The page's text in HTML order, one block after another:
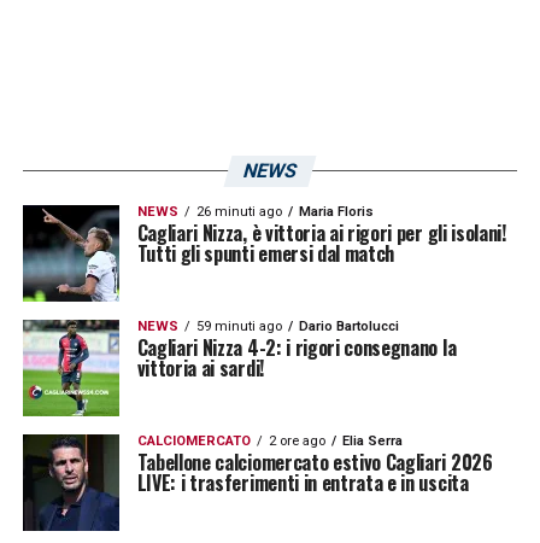
NEWS
NEWS 26 minuti ago Maria Floris
Cagliari Nizza, è vittoria ai rigori per gli isolani!
Tutti gli spunti emersi dal match
NEWS 59 minuti ago Dario Bartolucci
Cagliari Nizza 4-2: i rigori consegnano la
vittoria ai sardi!
CALCIOMERCATO 2 ore ago Elia Serra
Tabellone calciomercato estivo Cagliari 2026
LIVE: i trasferimenti in entrata e in uscita